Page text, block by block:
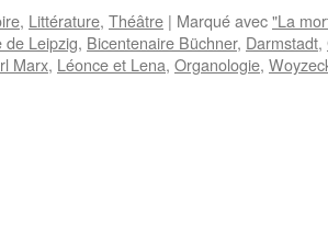
, Littérature, Théâtre | Marqué avec"La
de Leipzig, Bicentenaire Büchner, Darmstadt,
Marx, Léonce et Lena, Organologie,